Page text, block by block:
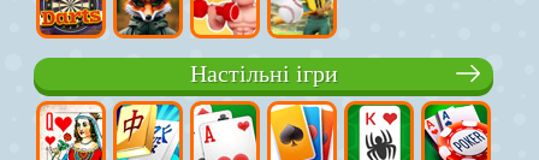
Настільні ігри